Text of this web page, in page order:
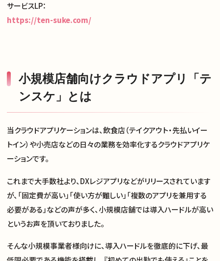
サービスLP：
https://ten-suke.com/
小規模店舗向けクラウドアプリ「テ
ンスケ」とは
当クラウドアプリケーションは、飲食店（テイクアウト・先払いイー
トイン）や小売店などの日々の業務を効率化するクラウドアプリケ
ーションです。
これまで大手数社より、DXレジアプリなどがリリースされています
が、「固定費が高い」「使い方が難しい」「複数のアプリを兼用する
必要がある」などの声が多く、小規模店舗では導入ハードルが高い
というお声を頂いておりました。
そんな小規模事業者様向けに、導入ハードルを徹底的に下げ、最